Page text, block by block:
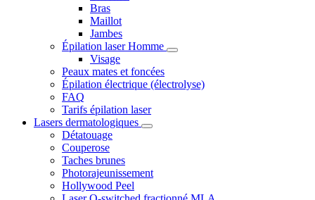
Bras
Maillot
Jambes
Épilation laser Homme
Visage
Peaux mates et foncées
Épilation électrique (électrolyse)
FAQ
Tarifs épilation laser
Lasers dermatologiques
Détatouage
Couperose
Taches brunes
Photorajeunissement
Hollywood Peel